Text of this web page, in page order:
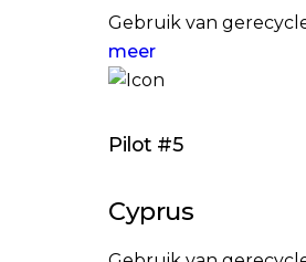
Gebruik van
meer
Pilot #5
Cyprus